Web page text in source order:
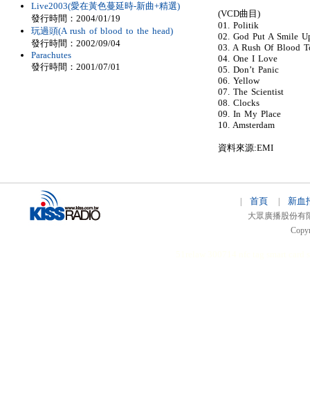
(VCD曲目)
01. Politik
02. God Put A Smile
03. A Rush Of Blood
04. One I Love
05. Don’t Panic
06. Yellow
07. The Scientist
08. Clocks
09. In My Place
10. Amsterdam
資料來源:EMI
Live2003(愛在黃色蔓延時-新曲+精選)
發行時間：2004/01/19
玩過頭(A rush of blood to the head)
發行時間：2002/09/04
Parachutes
發行時間：2001/07/01
首頁 新血
大眾廣播股份有